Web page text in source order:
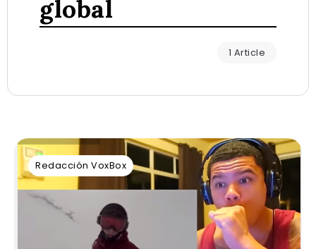
global
1 Article
Redacción VoxBox